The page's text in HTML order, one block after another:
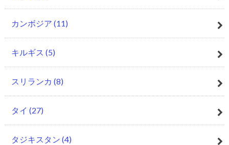
カンボジア (11)
キルギス (5)
スリランカ (8)
タイ (27)
タジキスタン (4)